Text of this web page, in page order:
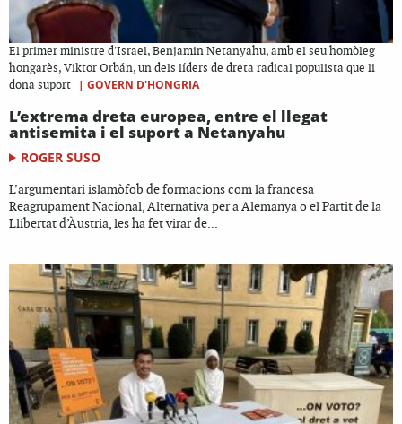
El primer ministre d'Israel, Benjamin Netanyahu, amb el seu homòleg
hongarès, Viktor Orbán, un dels líders de dreta radical populista que li
dona suport
| GOVERN D'HONGRIA
L’extrema dreta europea, entre el llegat
antisemita i el suport a Netanyahu
ROGER SUSO
L’argumentari islamòfob de formacions com la francesa
Reagrupament Nacional, Alternativa per a Alemanya o el Partit de la
Llibertat d’Àustria, les ha fet virar de...